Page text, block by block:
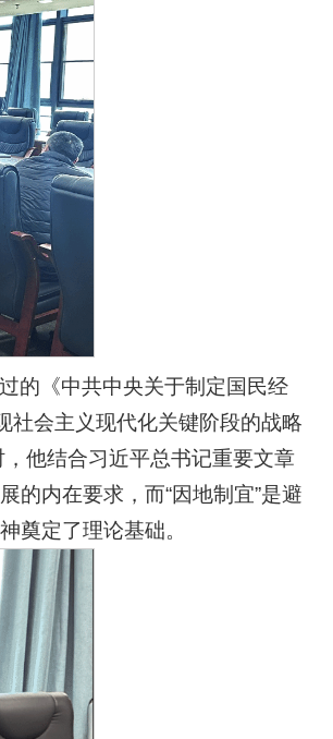
的《中共中央关于制定国民经
社会主义现代化关键阶段的战略
，他结合习近平总书记重要文章
的内在要求，而“因地制宜”是避
奠定了理论基础。